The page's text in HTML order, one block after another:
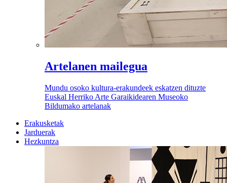
Artelanen mailegua
Mundu osoko kultura-erakundeek eskatzen dituzte
Euskal Herriko Arte Garaikidearen Museoko
Bildumako artelanak
Erakusketak
Jarduerak
Hezkuntza